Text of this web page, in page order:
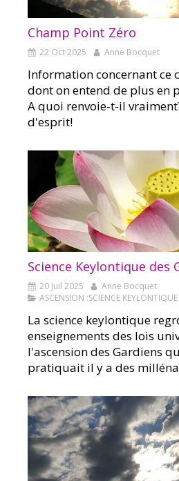
Champ Point Zéro
22 Oct 2025 Anne Bocquet
Information concernant ce
dont on entend de plus en
A quoi renvoie-t-il
d'esprit!
Science Keylontique des
20 Juil 2025
Anne Bocquet
ASCENSION :SCIENCE KEYLONTIQUE
La science keylontique
enseignements des lois
l'ascension des Gardiens
pratiquait il y a des